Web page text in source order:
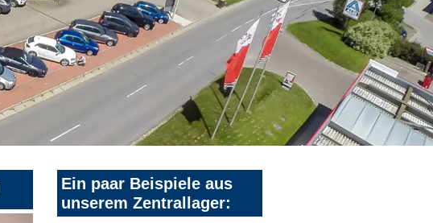
Ein paar Beispiele aus
unserem Zentrallager: